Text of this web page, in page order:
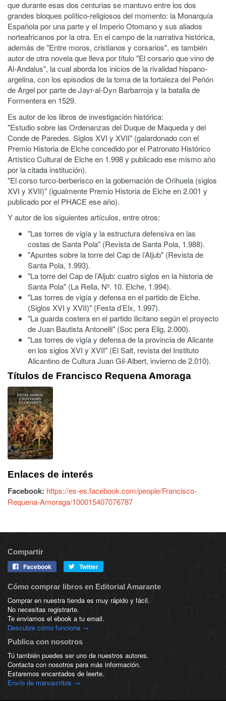
que durante esas dos centurias se mantuvo entre los dos
grandes bloques político-religiosos del momento: la Monarquía
Española por una parte y el Imperio Otomano y sus aliados
norteafricanos por la otra. En el campo de la narrativa histórica,
además de "Entre moros, cristianos y corsarios", es también
autor de otra novela que lleva por título "El corsario que vino de
Al-Andalus", la cual aborda los inicios de la rivalidad hispano-
argelina, con los episodios de la toma de la fortaleza del Peñón
de Argel por parte de Jayr-al-Dyn Barbarroja y la batalla de
Formentera en 1529.
Es autor de los libros de investigación histórica:
"Estudio sobre las Ordenanzas del Duque de Maqueda y del
Conde de Paredes. Siglos XVI y XVII" (galardonado con el
Premio Historia de Elche concedido por el Patronato Histórico
Artístico Cultural de Elche en 1.998 y publicado ese mismo año
por la citada institución).
"El corso turco-berberisco en la gobernación de Orihuela (siglos
XVI y XVII)" (igualmente Premio Historia de Elche en 2.001 y
publicado por el PHACE ese año).
Y autor de los siguientes artículos, entre otros:
"Las torres de vigía y la estructura defensiva en las
costas de Santa Pola" (Revista de Santa Pola, 1.988).
"Apuntes sobre la torre del Cap de l’Aljub" (Revista de
Santa Pola, 1.993).
"La torre del Cap de l’Aljub: cuatro siglos en la historia de
Santa Pola" (La Rella, Nº. 10. Elche, 1.994).
"Las torres de vigía y defensa en el partido de Elche.
(Siglos XVI y XVII)" (Festa d’Elx, 1.997).
"La guarda costera en el partido ilicitano según el proyecto
de Juan Bautista Antonelli" (Soc pera Elig, 2.000).
"Las torres de vigía y defensa de la provincia de Alicante
en los siglos XVI y XVII" (El Salt, revista del Instituto
Alicantino de Cultura Juan Gil-Albert, invierno de 2.010).
Títulos de Francisco Requena Amoraga
Enlaces de interés
Facebook: https://es-es.facebook.com/people/Francisco-
Requena-Amoraga/100015407076787
Compartir
Facebook Twitter
Cómo comprar libros en Editorial Amarante
Comprar en nuestra tienda es muy rápido y fácil.
No necesitas registrarte.
Te enviamos el ebook a tu email.
Descubre cómo funciona →
Publica con nosotros
Tú también puedes ser uno de nuestros autores.
Contacta con nosotros para más información.
Estaremos encantados de leerte.
Envío de manuscritos →